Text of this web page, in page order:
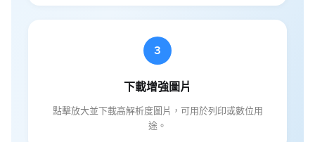
3
下載增強圖片
點擊放大並下載高解析度圖片，可用於列印或數位用
途。